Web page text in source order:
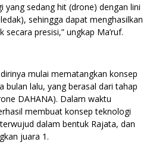
yang sedang hit (drone) dengan lini
sehingga dapat menghasilkan
presisi,” ungkap Ma’ruf.
mulai mematangkan konsep
bulan lalu, yang berasal dari tahap
DAHANA). Dalam waktu
membuat konsep teknologi
dalam bentuk Rajata, dan
juara 1.